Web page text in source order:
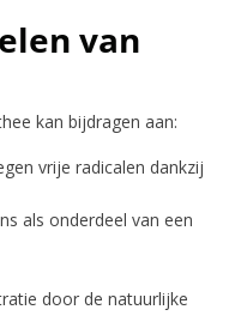
van
kan bijdragen aan:
vrije radicalen dankzij
als onderdeel van een
door de natuurlijke